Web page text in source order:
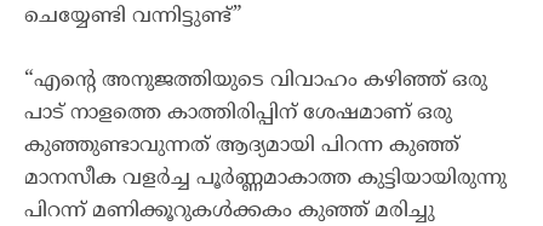
ചെയ്യേണ്ടി വന്നിട്ടുണ്ട്”
“എന്റെ അനുജത്തിയുടെ വിവാഹം കഴിഞ്ഞ് ഒരു
പാട് നാളത്തെ കാത്തിരിപ്പിന് ശേഷമാണ് ഒരു
കുഞ്ഞുണ്ടാവുന്നത് ആദ്യമായി പിറന്ന കുഞ്ഞ്
മാനസീക വളർച്ച പൂർണ്ണമാകാത്ത കുട്ടിയായിരുന്നു
പിറന്ന് മണിക്കൂറുകൾക്കകം കുഞ്ഞ് മരിച്ചു